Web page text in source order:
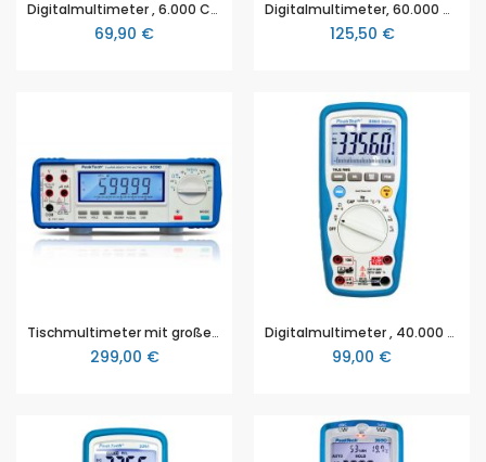
Digitalmultimeter , 6.000 Counts , 600V AC/DC , 10A AC/DC, mit TrueRMS (P 3320)
69,90 €
Digitalmultimeter, 60.000 Counts, 1000V AC/DC mit TrueRMS (P 3441)
125,50 €
Tischmultimeter mit großer Anzeige und USB-Anschluss, Netz- und Batteriebetrieb (P 4090)
299,00 €
Digitalmultimeter , 40.000 Counts , 1000V AC/DC , 10A AC/DC - IP67 mit TrueRMS (P 3360)
99,00 €